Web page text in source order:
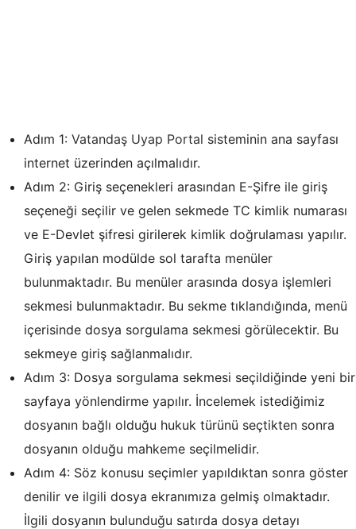
Adım 1: Vatandaş Uyap Portal sisteminin ana sayfası
internet üzerinden açılmalıdır.
Adım 2: Giriş seçenekleri arasından E-Şifre ile giriş
seçeneği seçilir ve gelen sekmede TC kimlik numarası
ve E-Devlet şifresi girilerek kimlik doğrulaması yapılır.
Giriş yapılan modülde sol tarafta menüler
bulunmaktadır. Bu menüler arasında dosya işlemleri
sekmesi bulunmaktadır. Bu sekme tıklandığında, menü
içerisinde dosya sorgulama sekmesi görülecektir. Bu
sekmeye giriş sağlanmalıdır.
Adım 3: Dosya sorgulama sekmesi seçildiğinde yeni bir
sayfaya yönlendirme yapılır. İncelemek istediğimiz
dosyanın bağlı olduğu hukuk türünü seçtikten sonra
dosyanın olduğu mahkeme seçilmelidir.
Adım 4: Söz konusu seçimler yapıldıktan sonra göster
denilir ve ilgili dosya ekranımıza gelmiş olmaktadır.
İlgili dosyanın bulunduğu satırda dosya detayı